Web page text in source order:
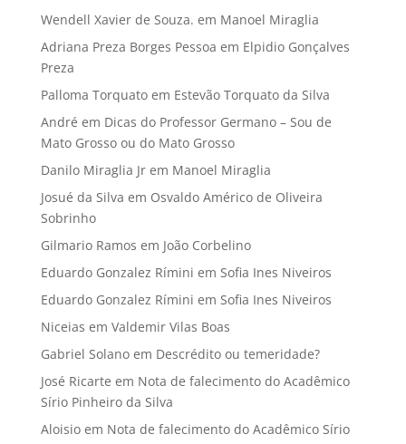
Wendell Xavier de Souza. em Manoel Miraglia
Adriana Preza Borges Pessoa em Elpidio Gonçalves
Preza
Palloma Torquatoem Estevão Torquato da Silva
André em Dicas do Professor Germano – Sou de
Mato Grosso ou do Mato Grosso
Danilo Miraglia Jrem Manoel Miraglia
Josué da Silva em Osvaldo Américo de Oliveira
Sobrinho
Gilmario Ramos em João Corbelino
Eduardo Gonzalez Rímini em Sofia Ines Niveiros
Eduardo Gonzalez Rímini em Sofia Ines Niveiros
Niceias em Valdemir Vilas Boas
Gabriel Solanoem Descrédito ou temeridade?
José Ricarte em Nota de falecimento do Acadêmico
Sírio Pinheiro da Silva
Aloisioem Nota de falecimento do Acadêmico Sírio